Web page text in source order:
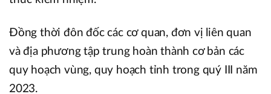
Đồng thời đôn đốc các cơ quan, đơn vị liên quan
và địa phương tập trung hoàn thành cơ bản các
quy hoạch vùng, quy hoạch tỉnh trong quý III năm
2023.